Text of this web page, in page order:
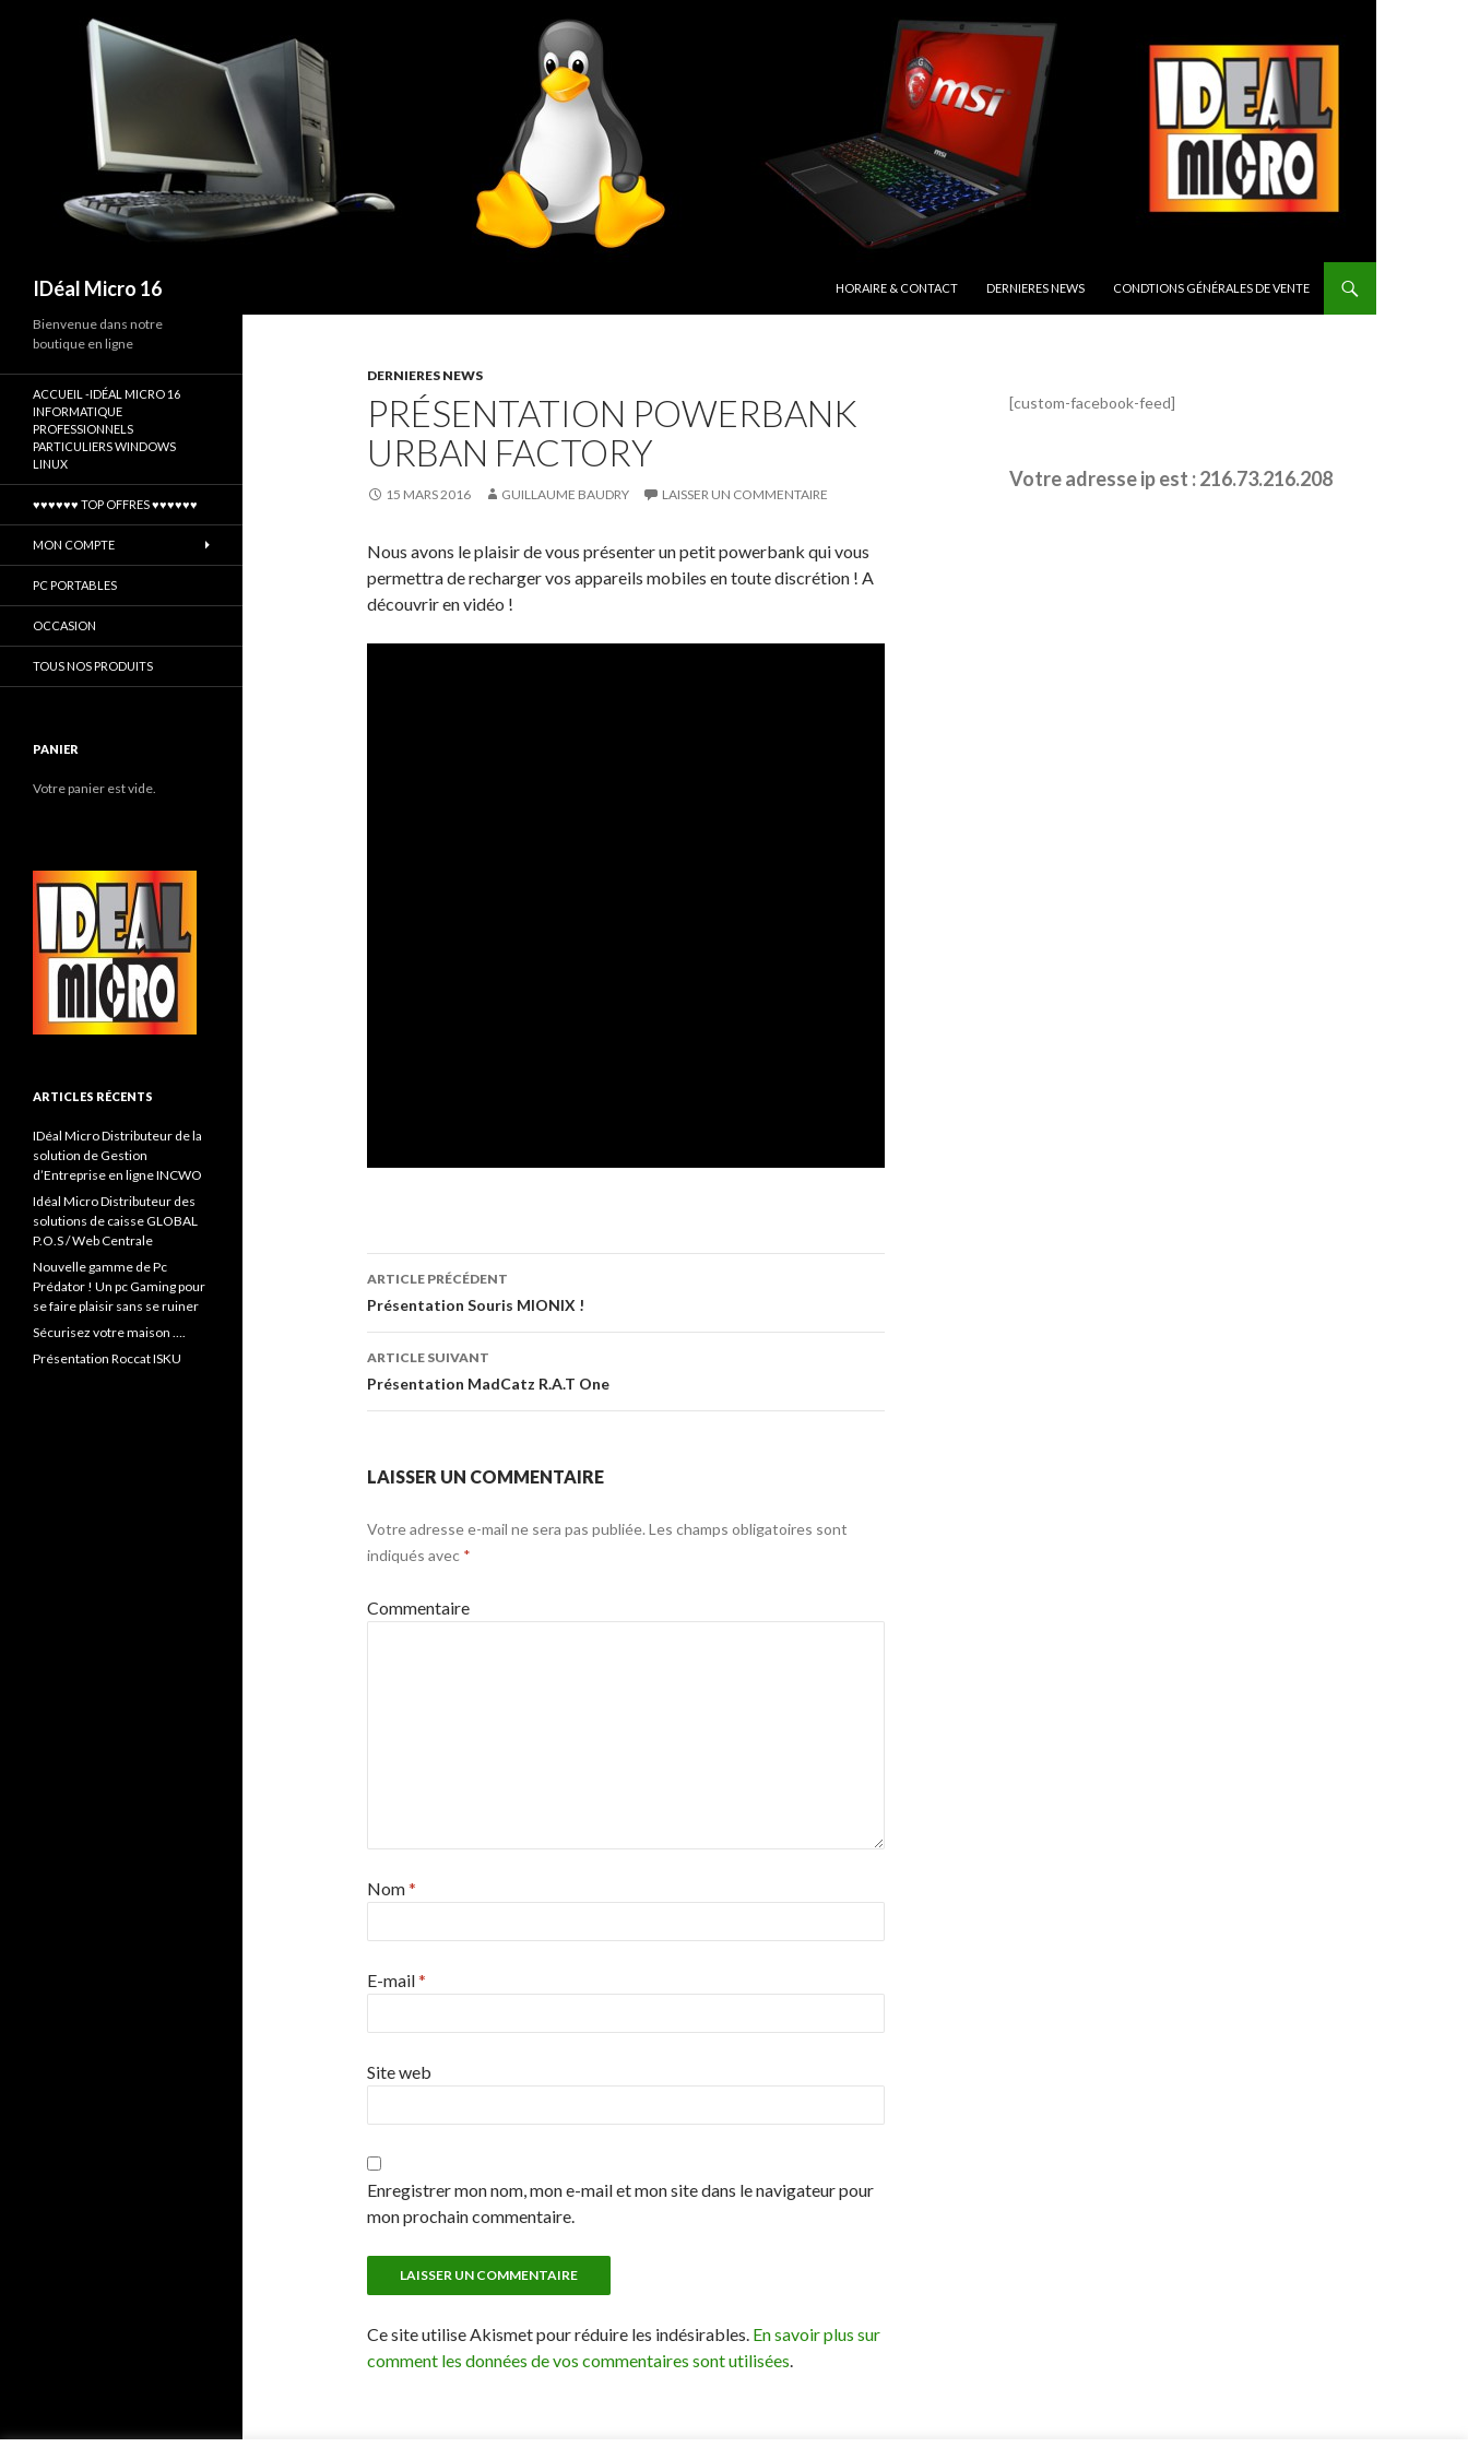
IDéal Micro 16
HORAIRE & CONTACT
DERNIERES NEWS CONDTIONS GÉNÉRALES DE VENTE
DERNIERES NEWS
PRÉSENTATION POWERBANK
URBAN FACTORY
15 MARS 2016 GUILLAUME BAUDRY LAISSER UN COMMENTAIRE
Nous avons le plaisir de vous présenter un petit powerbank qui vous
permettra de recharger vos appareils mobiles en toute discrétion ! A
découvrir en vidéo !
Navigation
de
l’article
ARTICLE PRÉCÉDENT
Présentation Souris MIONIX !
ARTICLE SUIVANT
Présentation MadCatz R.A.T One
LAISSER UN COMMENTAIRE
Votre adresse e-mail ne sera pas publiée. Les champs obligatoires sont
indiqués avec *
Commentaire
Nom*
E-mail*
Site web
Enregistrer mon nom, mon e-mail et mon site dans le navigateur pour
mon prochain commentaire.
Ce site utilise Akismet pour réduire les indésirables. En savoir plus sur
comment les données de vos commentaires sont utilisées.
[custom-facebook-feed]
Votre adresse ip est : 216.73.216.208
Bienvenue dans notre
boutique en ligne
ACCUEIL -IDÉAL MICRO 16
INFORMATIQUE
PROFESSIONNELS
PARTICULIERS WINDOWS
LINUX
♥♥♥♥♥♥ TOP OFFRES ♥♥♥♥♥♥
MON COMPTE
PC PORTABLES
OCCASION
TOUS NOS PRODUITS
PANIER
Votre panier est vide.
ARTICLES RÉCENTS
IDéal Micro Distributeur de la
solution de Gestion
d’Entreprise en ligne INCWO
Idéal Micro Distributeur des
solutions de caisse GLOBAL
P.O.S / Web Centrale
Nouvelle gamme de Pc
Prédator ! Un pc Gaming pour
se faire plaisir sans se ruiner
Sécurisez votre maison ….
Présentation Roccat ISKU